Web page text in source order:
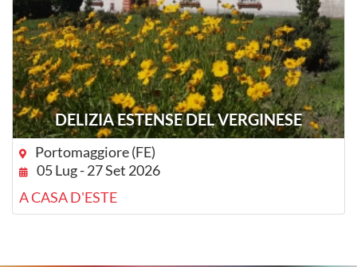
DELIZIA ESTENSE DEL VERGINESE
Portomaggiore (FE)
05 Lug - 27 Set 2026
A CASA D'ESTE